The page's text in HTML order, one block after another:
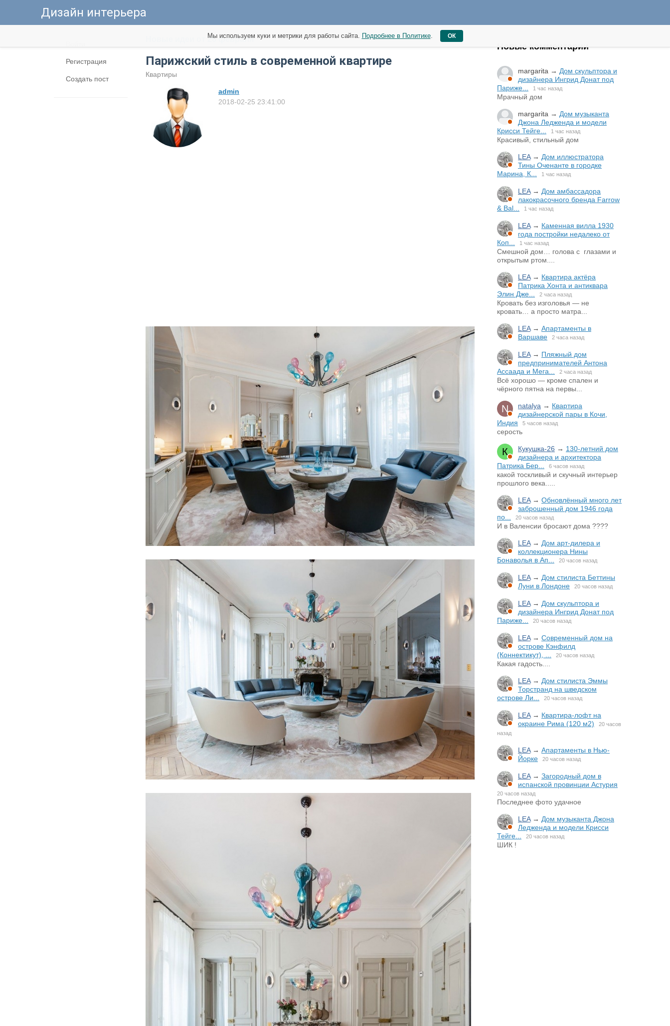
Дизайн интерьера
Регистрация
Создать пост
Новые комментарии
margarita → Дом скульптора и
дизайнера Ингрид Донат под
Париже...
1 час назад
Мрачный дом
margarita → Дом музыканта
Джона Ледженда и модели
Крисси Тейге...
1 час назад
Красивый, стильный дом
LEA→ Дом иллюстратора
Тины Оченанте в городке
Марина, К...
1 час назад
LEA→ Дом амбассадора
лакокрасочного бренда Farrow
& Bal...
1 час назад
LEA→ Каменная вилла 1930
года постройки недалеко от
Коп...
1 час назад
Смешной дом… голова с глазами и
открытым ртом....
LEA→ Квартира актёра
Патрика Хонта и антиквара
Элин Дже...
2 часа назад
Кровать без изголовья — не
кровать… а просто матра...
LEA→ Апартаменты в
Варшаве
2 часа назад
LEA→ Пляжный дом
предпринимателей Антона
Ассаада и Мега...
2 часа назад
Всё хорошо — кроме спален и
чёрного пятна на первы...
natalya → Квартира
дизайнерской пары в Кочи,
Индия
5 часов назад
серость
Кукушка-26 → 130-летний дом
дизайнера и архитектора
Патрика Бер...
6 часов назад
какой тоскливый и скучный интерьер
прошлого века.....
LEA→ Обновлённый много лет
заброшенный дом 1946 года
по...
20 часов назад
И в Валенсии бросают дома ????
LEA→ Дом арт-дилера и
коллекционера Нины
Бонаволья в Ап...
20 часов назад
LEA→ Дом стилиста Беттины
Луни в Лондоне
20 часов назад
LEA→ Дом скульптора и
дизайнера Ингрид Донат под
Париже...
20 часов назад
LEA→ Современный дом на
острове Кэнфилд
(Коннектикут), ...
20 часов назад
Какая гадость....
LEA→ Дом стилиста Эммы
Торстранд на шведском
острове Ли...
20 часов назад
LEA→ Квартира-лофт на
окраине Рима (120 м2)
20 часов
назад
LEA→ Апартаменты в Нью-
Йорке
20 часов назад
LEA→ Загородный дом в
испанской провинции Астурия
20 часов назад
Последнее фото удачное
LEA→ Дом музыканта Джона
Ледженда и модели Крисси
Тейге...
20 часов назад
ШИК !
Новые идеи от 26 февраля
Парижский стиль в современной квартире
Квартиры
admin
2018-02-25 23:41:00
Мы используем куки и метрики для работы сайта. Подробнее в Политике. ОК